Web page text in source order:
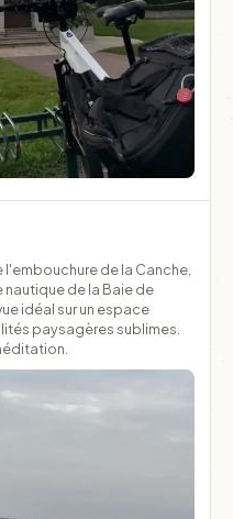
de la Canche,
nautique de la Baie de
idéal sur un espace
paysagères sublimes.